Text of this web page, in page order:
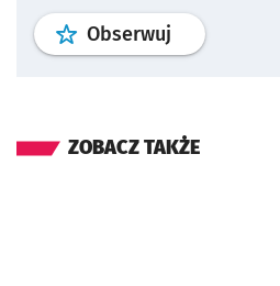
Obserwuj profil
ZOBACZ TAKŻE